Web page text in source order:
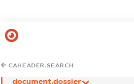
CAHEADER.SEARCH
document.dossier